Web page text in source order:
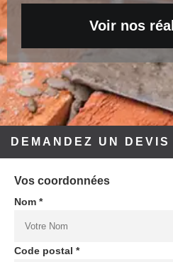
Voir nos
DEMANDEZ UN DEVIS
Vos coordonnées
Nom *
Code postal *